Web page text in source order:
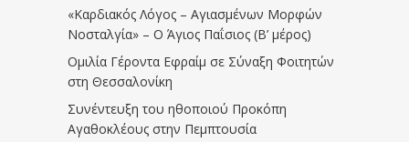
«Καρδιακός Λόγος – Αγιασμένων Μορφών
Νοσταλγία» – Ο Άγιος Παΐσιος (Β’ μέρος)
Ομιλία Γέροντα Εφραίμ σε Σύναξη Φοιτητών
στη Θεσσαλονίκη
Συνέντευξη του ηθοποιού Προκόπη
Αγαθοκλέους στην Πεμπτουσία